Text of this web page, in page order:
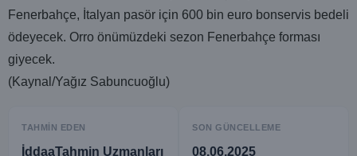
Fenerbahçe, İtalyan pasör için 600 bin euro bonservis bedeli
ödeyecek. Orro önümüzdeki sezon Fenerbahçe forması
giyecek.
(Kaynal/Yağız Sabuncuoğlu)
TAHMIN EDEN
İddaaTahmin Uzmanları
SON GÜNCELLEME
08.06.2025